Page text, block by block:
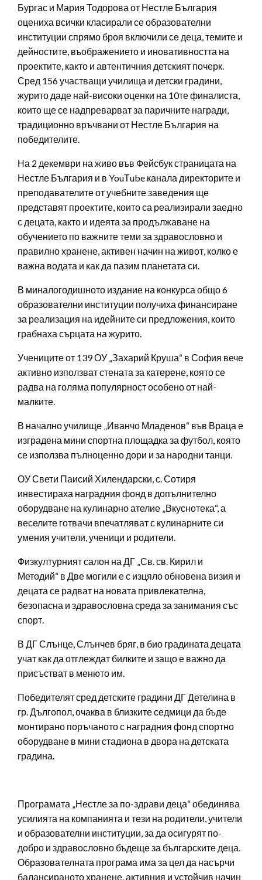
Бургас и Мария Тодорова от Нестле България
оцениха всички класирали се образователни
институции спрямо броя включили се деца, темите и
дейностите, въображението и иновативността на
проектите, както и автентичния детският почерк.
Сред 156 участващи училища и детски градини,
журито даде най-високи оценки на 10те финалиста,
които ще се надпреварват за паричните награди,
традиционно връчвани от Нестле България на
победителите.
На 2 декември на живо във Фейсбук страницата на
Нестле България и в YouТube канала директорите и
преподавателите от учебните заведения ще
представят проектите, които са реализирали заедно
с децата, както и идеята за продължаване на
обучението по важните теми за здравословно и
правилно хранене, активен начин на живот, колко е
важна водата и как да пазим планетата си.
В миналогодишното издание на конкурса общо 6
образователни институции получиха финансиране
за реализация на идейните си предложения, които
грабнаха сърцата на журито.
Учениците от 139 ОУ „Захарий Круша“ в София вече
активно използват стената за катерене, която се
радва на голяма популярност особено от най-
малките.
В начално училище „Иванчо Младенов“ във Враца е
изградена мини спортна площадка за футбол, която
се използва пълноценно дори и за народни танци.
ОУ Свети Паисий Хилендарски, с. Сотиря
инвестираха наградния фонд в допълнително
оборудване на кулинарно ателие „Вкуснотека“, а
веселите готвачи впечатляват с кулинарните си
умения учители, ученици и родители.
Физкултурният салон на ДГ „Св. св. Кирил и
Методий“ в Две могили е с изцяло обновена визия и
децата се радват на новата привлекателна,
безопасна и здравословна среда за занимания със
спорт.
В ДГ Слънце, Слънчев бряг, в био градината децата
учат как да отглеждат билките и защо е важно да
присъстват в менюто им.
Победителят сред детските градини ДГ Детелина в
гр. Дългопол, очаква в близките седмици да бъде
монтирано поръчаното с наградния фонд спортно
оборудване в мини стадиона в двора на детската
градина.
Програмата „Нестле за по-здрави деца“ обединява
усилията на компанията и тези на родители, учители
и образователни институции, за да осигурят по-
добро и здравословно бъдеще за българските деца.
Образователната програма има за цел да насърчи
балансираното хранене, активния и устойчив начин